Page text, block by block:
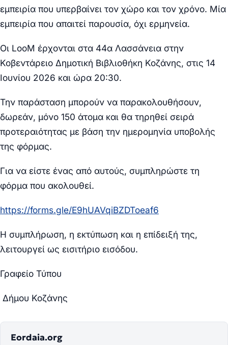
εμπειρία που υπερβαίνει τον χώρο και τον χρόνο. Μία
εμπειρία που απαιτεί παρουσία, όχι ερμηνεία.
Οι LooM έρχονται στα 44α Λασσάνεια στην
Κοβεντάρειο Δημοτική Βιβλιοθήκη Κοζάνης, στις 14
Ιουνίου 2026 και ώρα 20:30.
Την παράσταση μπορούν να παρακολουθήσουν,
δωρεάν, μόνο 150 άτομα και θα τηρηθεί σειρά
προτεραιότητας με βάση την ημερομηνία υποβολής
της φόρμας.
Για να είστε ένας από αυτούς, συμπληρώστε τη
φόρμα που ακολουθεί.
https://forms.gle/E9hUAVqiBZDToeaf6
Η συμπλήρωση, η εκτύπωση και η επίδειξή της,
λειτουργεί ως εισιτήριο εισόδου.
Γραφείο Τύπου
Δήμου Κοζάνης
Eordaia.org